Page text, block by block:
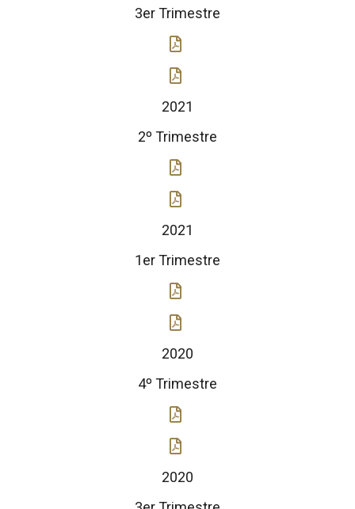
3er Trimestre
2021
2º Trimestre
2021
1er Trimestre
2020
4º Trimestre
2020